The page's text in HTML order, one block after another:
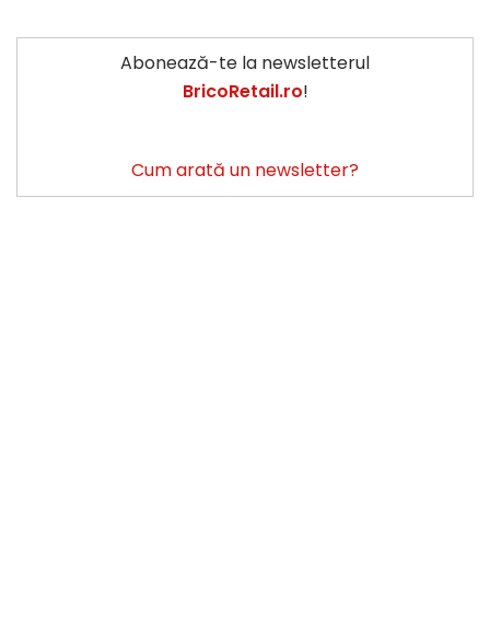
Abonează-te la newsletterul
BricoRetail.ro!
Cum arată un newsletter?